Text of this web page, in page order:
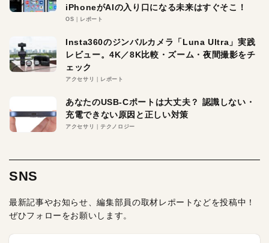
iPhoneがAIの入り口になる未来はすぐそこ！
OS レポート
Insta360のジンバルカメラ「Luna Ultra」実践
レビュー。4K／8K比較・ズーム・夜間撮影をチ
ェック
アクセサリ レポート
あなたのUSB-Cポートは大丈夫？ 認識しない・
充電できない原因と正しい対策
アクセサリ テクノロジー
SNS
最新記事やお知らせ、編集部員の取材レポートなどを投稿中！
ぜひフォローをお願いします。